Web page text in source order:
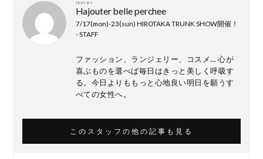
TEXT BY
Hajouter belle perchee
7/17(mon)-23(sun) HIROTAKA TRUNK SHOW開催！
- STAFF
ファッション、ランジェリー、コスメ… 心が
喜ぶものを選べば毎日はきっと美しく呼吸す
る。今日よりももっと心地良い明日を願うす
べての女性へ。
このスタッフの他の記事も見る